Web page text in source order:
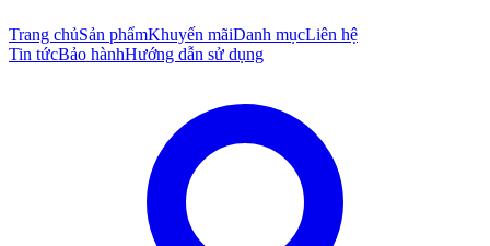
Trang chủSản phẩmKhuyến mãiDanh mụcLiên hệ
Tin tứcBảo hànhHướng dẫn sử dụng